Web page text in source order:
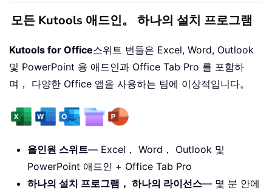
모든 Kutools 애드인。 하나의 설치 프로그램
Kutools for Office스위트 번들은 Excel, Word, Outlook
및 PowerPoint 용 애드인과 Office Tab Pro 를 포함하
며， 다양한 Office 앱을 사용하는 팀에 이상적입니다。
올인원 스위트— Excel， Word， Outlook 및
PowerPoint 애드인 + Office Tab Pro
하나의 설치 프로그램， 하나의 라이선스— 몇 분 안에